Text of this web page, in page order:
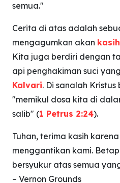
semua."
Cerita di atas adalah
mengagumkan akan
Kita juga berdiri dengan
api penghakiman suci
Kalvari. Di sanalah
"memikul dosa kita di
salib" (1 Petrus 2:24).
Tuhan, terima kasih
menggantikan kami.
bersyukur atas semua
– Vernon Grounds